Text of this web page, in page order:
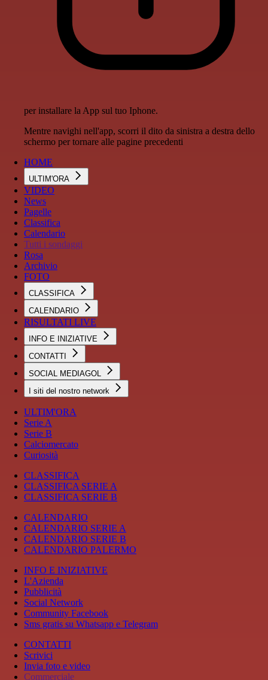
per installare la App sul tuo Iphone.
Mentre navighi nell'app, scorri il dito da sinistra a destra dello
schermo per tornare alle pagine precedenti
HOME
ULTIM'ORA
VIDEO
News
Pagelle
Classifica
Calendario
Tutti i sondaggi
Rosa
Archivio
FOTO
CLASSIFICA
CALENDARIO
RISULTATI LIVE
INFO E INIZIATIVE
CONTATTI
SOCIAL MEDIAGOL
I siti del nostro network
ULTIM'ORA
Serie A
Serie B
Calciomercato
Curiosità
CLASSIFICA
CLASSIFICA SERIE A
CLASSIFICA SERIE B
CALENDARIO
CALENDARIO SERIE A
CALENDARIO SERIE B
CALENDARIO PALERMO
INFO E INIZIATIVE
L'Azienda
Pubblicità
Social Network
Community Facebook
Sms gratis su Whatsapp e Telegram
CONTATTI
Scrivici
Invia foto e video
Commerciale